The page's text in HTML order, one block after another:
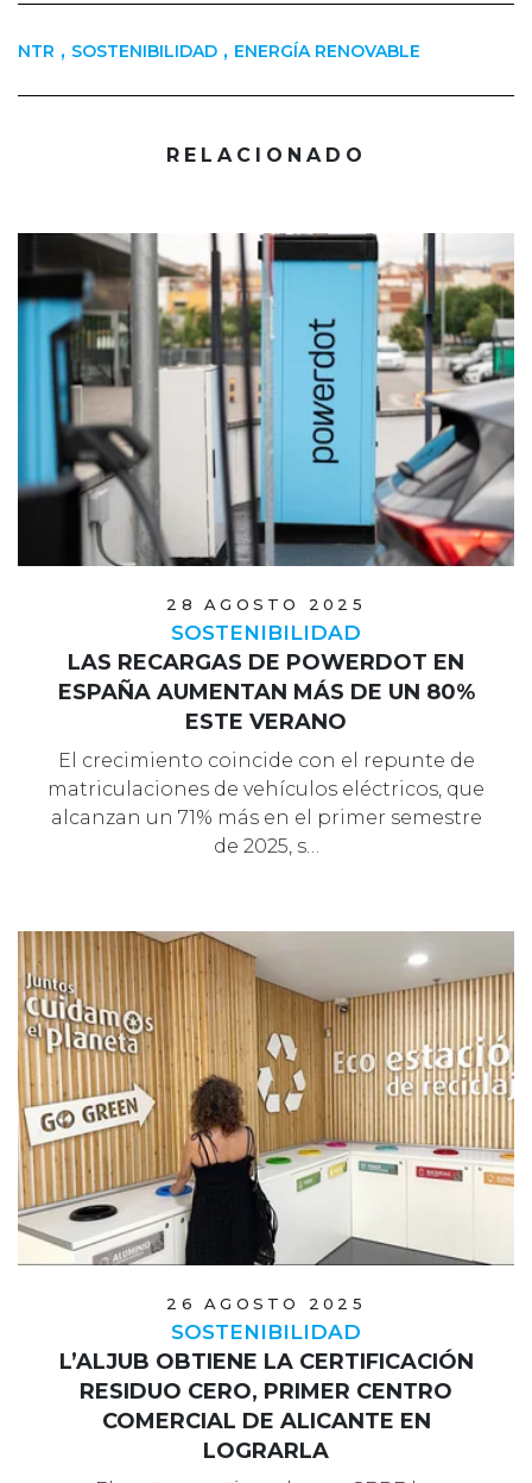
NTR , SOSTENIBILIDAD , ENERGÍA RENOVABLE
RELACIONADO
28 AGOSTO 2025
SOSTENIBILIDAD
LAS RECARGAS DE POWERDOT EN
ESPAÑA AUMENTAN MÁS DE UN 80%
ESTE VERANO
El crecimiento coincide con el repunte de
matriculaciones de vehículos eléctricos, que
alcanzan un 71% más en el primer semestre
de 2025, s…
26 AGOSTO 2025
SOSTENIBILIDAD
L’ALJUB OBTIENE LA CERTIFICACIÓN
RESIDUO CERO, PRIMER CENTRO
COMERCIAL DE ALICANTE EN
LOGRARLA